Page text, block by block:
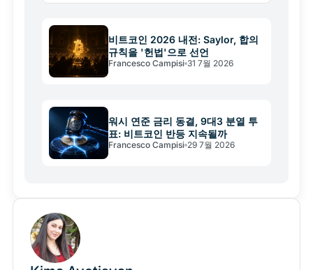
비트코인 2026 내전: Saylor, 합의
규칙을 '헌법'으로 선언
Francesco Campisi 31 7월 2026
워시 연준 금리 동결, 9대3 분열 투
표: 비트코인 반등 지속될까
Francesco Campisi 29 7월 2026